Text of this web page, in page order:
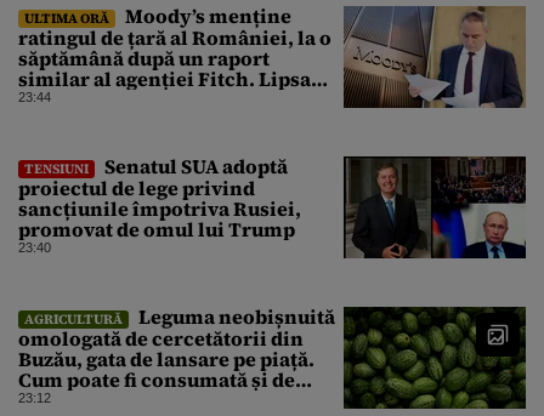
ULTIMA ORĂ
Moody’s menține
ratingul de țară al României, la o
săptămână după un raport
similar al agenției Fitch. Lipsa
unui guvern cu puteri depline,
23:44
TENSIUNI
Senatul SUA adoptă
proiectul de lege privind
sancțiunile împotriva Rusiei,
promovat de omul lui Trump
23:40
AGRICULTURĂ
Leguma neobișnuită
omologată de cercetătorii din
Buzău, gata de lansare pe piață.
Cum poate fi consumată și de
unde provine soiul
23:12